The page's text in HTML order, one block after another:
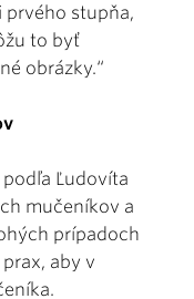
stupňa,
to byť
obrázky.“
Ľudovíta
mučeníkov a
prípadoch
aby v